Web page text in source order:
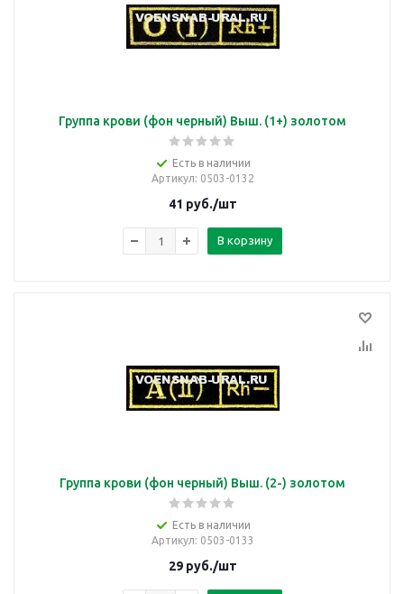
Группа крови (фон черный) Выш. (1+) золотом
Есть в наличии
Артикул: 0503-0132
41 руб./шт
В корзину
Группа крови (фон черный) Выш. (2-) золотом
Есть в наличии
Артикул: 0503-0133
29руб./шт